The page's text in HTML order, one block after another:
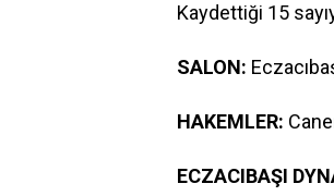
Kaydettiği 15
SALON:
HAKEMLER:
ECZACIBAŞI